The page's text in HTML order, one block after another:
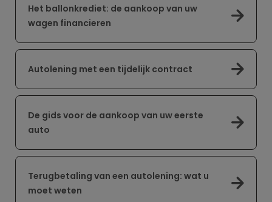
Het ballonkrediet: de aankoop van uw
wagen financieren
Autolening met een tijdelijk contract
De gids voor de aankoop van uw eerste
auto
Terugbetaling van een autolening: wat u
moet weten